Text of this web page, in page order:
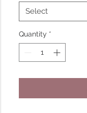
Select
Quantity *